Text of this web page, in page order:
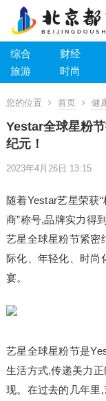
综合 财经
旅游
时尚
您的位置 首页 健
Yestar全球星粉
纪元！
2023年4月26日 13:15
随着Yestar艺星荣获
商”称号,品牌实力得
艺星全球星粉节紧密
际化、年轻化、时尚
宴。
艺星全球星粉节是
生活方式,传递美力
现。在过去的几年里